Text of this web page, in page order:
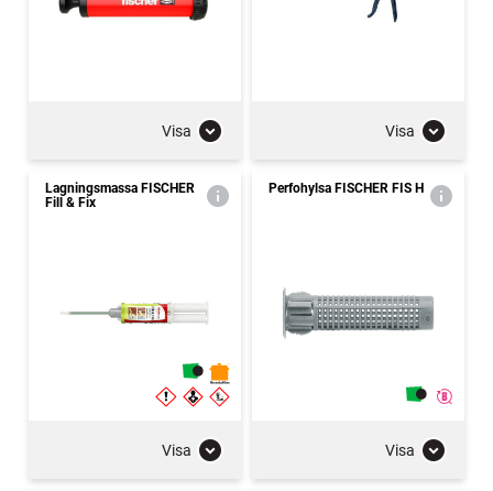
Visa Visa
Lagningsmassa FISCHER
Fill & Fix
Visa
Perfohylsa FISCHER FIS H
Visa